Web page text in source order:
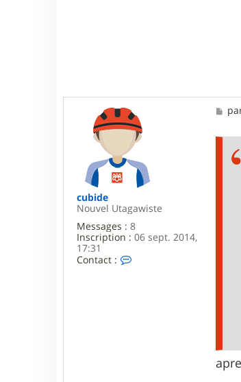
cubide
Nouvel Utagawiste
Messages : 8
Inscription : 06 sept. 2014,
17:31
Contact :
M
e